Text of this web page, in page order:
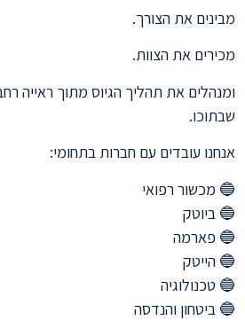
מבינים את הצורך.
מכירים את הצוות.
ומנהלים את תהליך הגיוס מתוך ראייה
שבתוכו.
אנחנו עובדים עם חברות בתחומי:
🔵 מכשור רפואי
🔵 ביוטק
🔵 פארמה
🔵 הייטק
🔵 טכנולוגיה
🔵 ביטחון והנדסה